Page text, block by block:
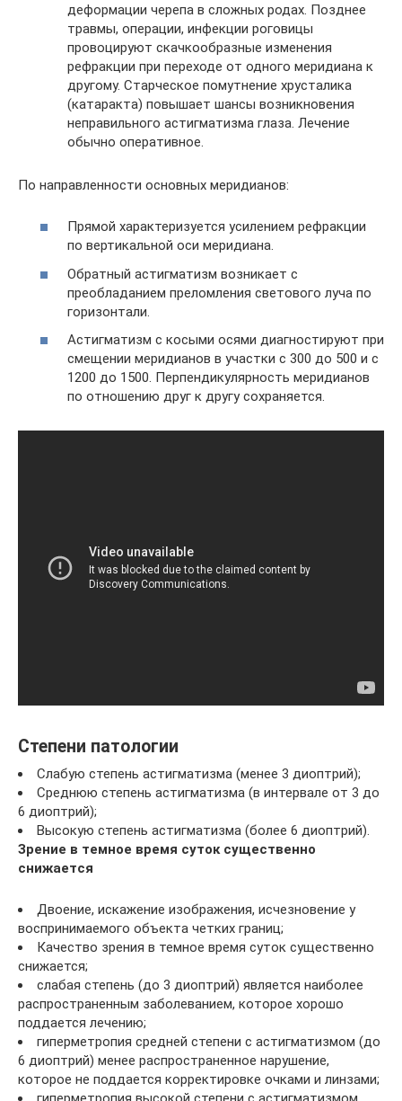
деформации черепа в сложных родах. Позднее
травмы, операции, инфекции роговицы
провоцируют скачкообразные изменения
рефракции при переходе от одного меридиана к
другому. Старческое помутнение хрусталика
(катаракта) повышает шансы возникновения
неправильного астигматизма глаза. Лечение
обычно оперативное.
По направленности основных меридианов:
Прямой характеризуется усилением рефракции
по вертикальной оси меридиана.
Обратный астигматизм возникает с
преобладанием преломления светового луча по
горизонтали.
Астигматизм с косыми осями диагностируют при
смещении меридианов в участки с 300 до 500 и с
1200 до 1500. Перпендикулярность меридианов
по отношению друг к другу сохраняется.
Степени патологии
Слабую степень астигматизма (менее 3 диоптрий);
Среднюю степень астигматизма (в интервале от 3 до
6 диоптрий);
Высокую степень астигматизма (более 6 диоптрий).
Зрение в темное время суток существенно
снижается
Двоение, искажение изображения, исчезновение у
воспринимаемого объекта четких границ;
Качество зрения в темное время суток существенно
снижается;
слабая степень (до 3 диоптрий) является наиболее
распространенным заболеванием, которое хорошо
поддается лечению;
гиперметропия средней степени с астигматизмом (до
6 диоптрий) менее распространенное нарушение,
которое не поддается корректировке очками и линзами;